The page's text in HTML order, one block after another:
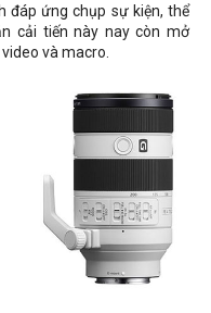
đáp ứng chụp sự kiện, thể
cải tiến này nay còn mở
và macro.